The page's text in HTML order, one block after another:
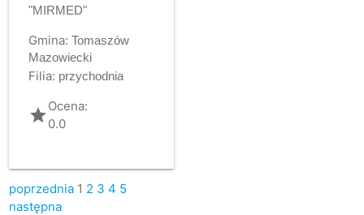
"MIRMED"
Gmina: Tomaszów
Mazowiecki
Filia: przychodnia
gradeOcena:
0.0
poprzednia 1 2 3 4 5
następna